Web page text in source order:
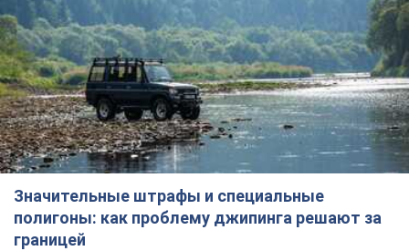
Значительные штрафы и специальные
полигоны: как проблему джипинга решают за
границей